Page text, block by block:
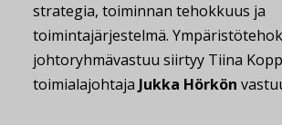
strategia, toiminnan tehokkuus ja
toimintajärjestelmä.
johtoryhmävastuu siirtyy Tiina
toimialajohtaja Jukka Hörkön